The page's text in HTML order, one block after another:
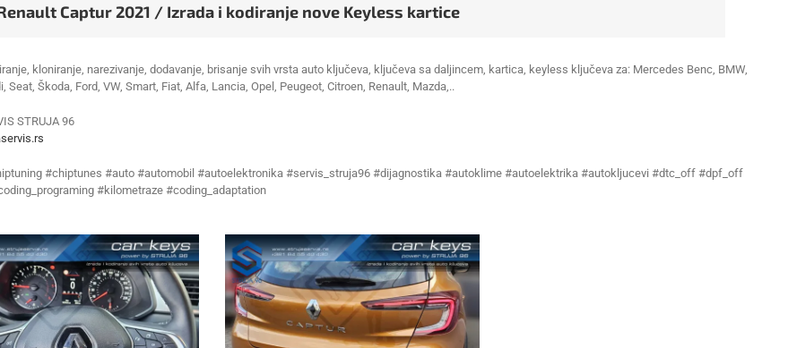
Captur 2021 / Izrada i kodiranje nove Keyless kartice
kloniranje, narezivanje, dodavanje, brisanje svih vrsta auto ključeva, ključeva sa daljincem, kartica, keyless ključeva za: Mercedes Benc, BMW,
Seat, Škoda, Ford, VW, Smart, Fiat, Alfa, Lancia, Opel, Peugeot, Citroen, Renault, Mazda,..
STRUJA 96
#chiptunes #auto #automobil #autoelektronika #servis_struja96 #dijagnostika #autoklime #autoelektrika #autokljucevi #dtc_off #dpf_off
#kilometraze #coding_adaptation